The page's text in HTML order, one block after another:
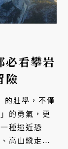
必看攀岩
險
壯舉，不僅
的勇氣，更
種逼近恐
高山縱走，